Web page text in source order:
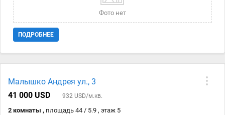
Фото нет
ПОДРОБНЕЕ
Малышко Андрея ул., 3
41 000 USD
932 USD/м.кв.
2 комнаты , площадь 44 / 5.9 , этаж 5